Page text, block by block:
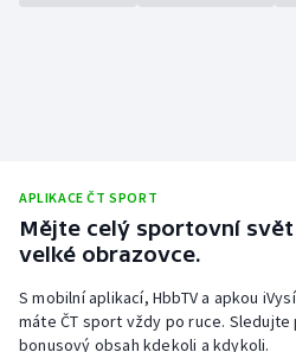
APLIKACE ČT SPORT
Mějte celý sportovní svět
velké obrazovce.
S mobilní aplikací, HbbTV a apkou
máte ČT sport vždy po ruce.
bonusový obsah kdekoli a kdykoli.